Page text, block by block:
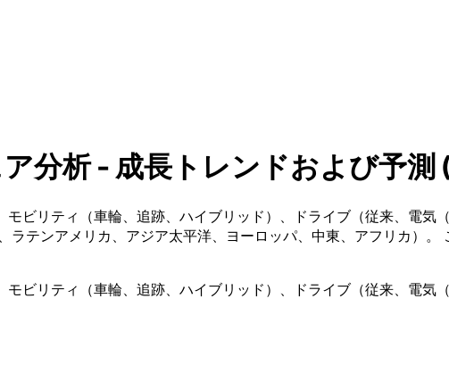
分析 - 成長トレンドおよび予
ビリティ（車輪、追跡、ハイブリッド）、ドライブ（従来、電気
テンアメリカ、アジア太平洋、ヨーロッパ、中東、アフリカ）
ビリティ（車輪、追跡、ハイブリッド）、ドライブ（従来、電気